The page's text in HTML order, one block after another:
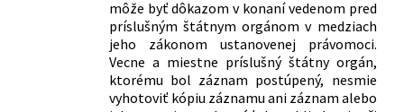
môže byť dôkazom v konaní vedenom pred
príslušným štátnym orgánom v medziach
jeho zákonom ustanovenej právomoci.
Vecne a miestne príslušný štátny orgán,
ktorému bol záznam postúpený, nesmie
vyhotoviť kópiu záznamu ani záznam alebo